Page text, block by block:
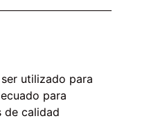
utilizado para
para
de calidad